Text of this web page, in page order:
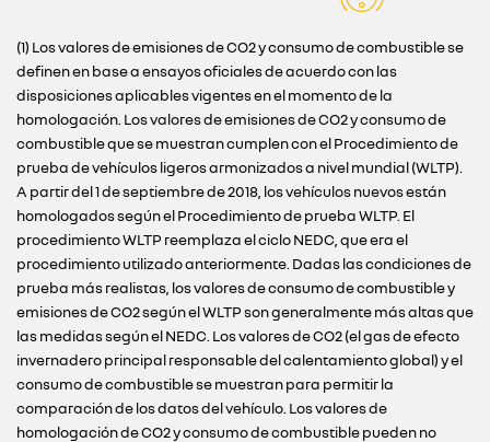
(1) Los valores de emisiones de CO2 y consumo de combustible se
definen en base a ensayos oficiales de acuerdo con las
disposiciones aplicables vigentes en el momento de la
homologación. Los valores de emisiones de CO2 y consumo de
combustible que se muestran cumplen con el Procedimiento de
prueba de vehículos ligeros armonizados a nivel mundial (WLTP).
A partir del 1 de septiembre de 2018, los vehículos nuevos están
homologados según el Procedimiento de prueba WLTP. El
procedimiento WLTP reemplaza el ciclo NEDC, que era el
procedimiento utilizado anteriormente. Dadas las condiciones de
prueba más realistas, los valores de consumo de combustible y
emisiones de CO2 según el WLTP son generalmente más altas que
las medidas según el NEDC. Los valores de CO2 (el gas de efecto
invernadero principal responsable del calentamiento global) y el
consumo de combustible se muestran para permitir la
comparación de los datos del vehículo. Los valores de
homologación de CO2 y consumo de combustible pueden no